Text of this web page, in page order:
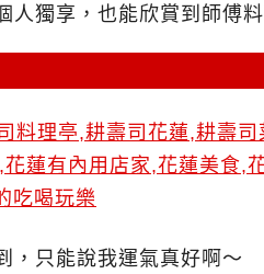
人獨享，也能欣賞到師傅料
，只能說我運氣真好啊～